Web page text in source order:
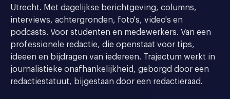
Utrecht. Met dagelijkse berichtgeving, columns,
interviews, achtergronden, foto's, video's en
podcasts. Voor studenten en medewerkers. Van een
professionele redactie, die openstaat voor tips,
ideeen en bijdragen van iedereen. Trajectum werkt in
journalistieke onafhankelijkheid, geborgd door een
redactiestatuut, bijgestaan door een redactieraad.